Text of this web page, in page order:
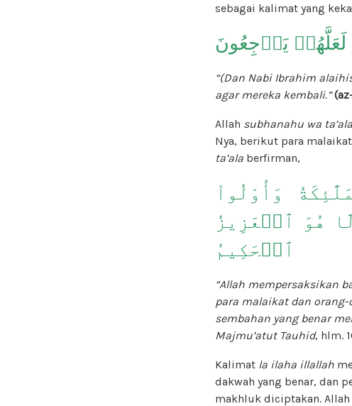
sebagai kalimat yang
لَعَلَّهُمۡ يَرۡجِعُونَ
“(Dan Nabi Ibrahim
agar mereka kembali.”
Allah subhanahu wa ta’ala
Nya, berikut para
ta’ala berfirman,
وَأُوْلُواْ
هُوَ ٱلۡعَزِيزُ
ٱلۡحَكِيمُ
“Allah mempersaksikan
para malaikat dan
sembahan yang benar
Majmu’atut Tauhid, hlm.
Kalimat la ilaha illallah
dakwah yang benar, dan
makhluk diciptakan. Allah